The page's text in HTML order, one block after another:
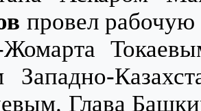
провел рабочую
Западно-
Глава